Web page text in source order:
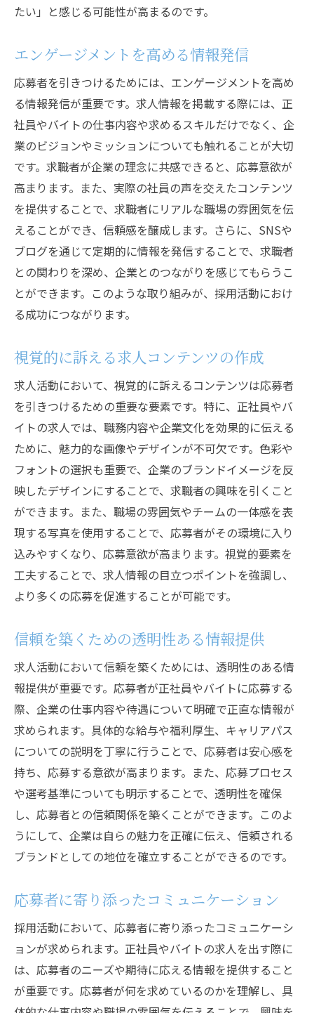
たい」と感じる可能性が高まるのです。
エンゲージメントを高める情報発信
応募者を引きつけるためには、エンゲージメントを高め
る情報発信が重要です。求人情報を掲載する際には、正
社員やバイトの仕事内容や求めるスキルだけでなく、企
業のビジョンやミッションについても触れることが大切
です。求職者が企業の理念に共感できると、応募意欲が
高まります。また、実際の社員の声を交えたコンテンツ
を提供することで、求職者にリアルな職場の雰囲気を伝
えることができ、信頼感を醸成します。さらに、SNSや
ブログを通じて定期的に情報を発信することで、求職者
との関わりを深め、企業とのつながりを感じてもらうこ
とができます。このような取り組みが、採用活動におけ
る成功につながります。
視覚的に訴える求人コンテンツの作成
求人活動において、視覚的に訴えるコンテンツは応募者
を引きつけるための重要な要素です。特に、正社員やバ
イトの求人では、職務内容や企業文化を効果的に伝える
ために、魅力的な画像やデザインが不可欠です。色彩や
フォントの選択も重要で、企業のブランドイメージを反
映したデザインにすることで、求職者の興味を引くこと
ができます。また、職場の雰囲気やチームの一体感を表
現する写真を使用することで、応募者がその環境に入り
込みやすくなり、応募意欲が高まります。視覚的要素を
工夫することで、求人情報の目立つポイントを強調し、
より多くの応募を促進することが可能です。
信頼を築くための透明性ある情報提供
求人活動において信頼を築くためには、透明性のある情
報提供が重要です。応募者が正社員やバイトに応募する
際、企業の仕事内容や待遇について明確で正直な情報が
求められます。具体的な給与や福利厚生、キャリアパス
についての説明を丁寧に行うことで、応募者は安心感を
持ち、応募する意欲が高まります。また、応募プロセス
や選考基準についても明示することで、透明性を確保
し、応募者との信頼関係を築くことができます。このよ
うにして、企業は自らの魅力を正確に伝え、信頼される
ブランドとしての地位を確立することができるのです。
応募者に寄り添ったコミュニケーション
採用活動において、応募者に寄り添ったコミュニケーシ
ョンが求められます。正社員やバイトの求人を出す際に
は、応募者のニーズや期待に応える情報を提供すること
が重要です。応募者が何を求めているのかを理解し、具